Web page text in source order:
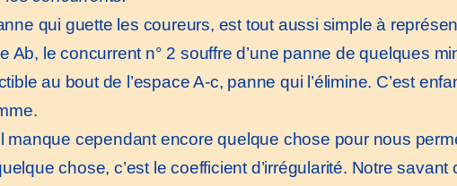
qui guette les coureurs, est tout aussi simple à
Ab, le concurrent n° 2 souffre d’une panne de quelques
au bout de l’espace A-c, panne qui l’élimine. C’est
cependant encore quelque chose pour nous
chose, c’est le coefficient d’irrégularité. Notre